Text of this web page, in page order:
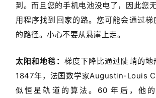
未
医
智
能
登录 注册
到。而且您的手机电池没电了，因此您
用程序找到回家的路。您可能会通过
的路径。小心不要从悬崖上走。
太阳和地毯： 梯度下降比通过陡峭的地
1847年，法国数学家Augustin-Louis
似恒星轨道的算法。60 年后，他